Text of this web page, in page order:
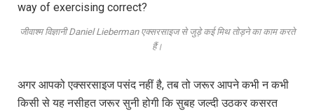
जीवाश्म विज्ञानी Daniel Lieberman एक्सरसाइज से जुड़े कई मिथ तोड़ने का काम करते
हैं।
अगर आपको एक्सरसाइज पसंद नहीं है, तब तो जरूर आपने कभी न कभी
किसी से यह नसीहत जरूर सुनी होगी कि सुबह जल्दी उठकर कसरत